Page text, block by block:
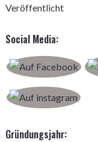
Veröffentlicht
Social Media:
Gründungsjahr: